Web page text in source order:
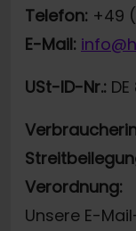
Telefon: +49
E-Mail:
USt-ID-Nr.:
Verordnung:
Unsere E-